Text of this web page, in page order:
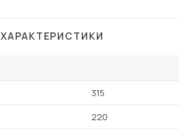
ХАРАКТЕРИСТИКИ
315
220